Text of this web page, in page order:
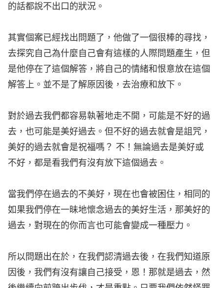
的話都說不出口的狀況。
其實個案已經找出問題了，他做了一個很棒的尋找，
去探究自己為什麼自己會有這樣的人際問題產生，但
是他停在了這個解答，將自己的情緒和恨意放在這個
解答上。並不是了解原因後，去治療和放下。
對於過去我們都容易執著地走不開，可能是不好的過
去，也可能是美好過去。但不好的過去就會是詛咒，
美好的過去就會是祝福嗎？ 不！無論過去是美好或
不好，都是看我們有沒有放下這個過去。
當我們停在過去的不美好，現在也會被困住，相同的
如果我們停在一昧地懷念過去的美好生活，那美好的
過去，對現在的你而言也可能會變成一種壓力。
所以問題出在於，在我們認清過去後，在我們知道原
因後，我們有沒有讓自己接受，恩！那就是過去，然